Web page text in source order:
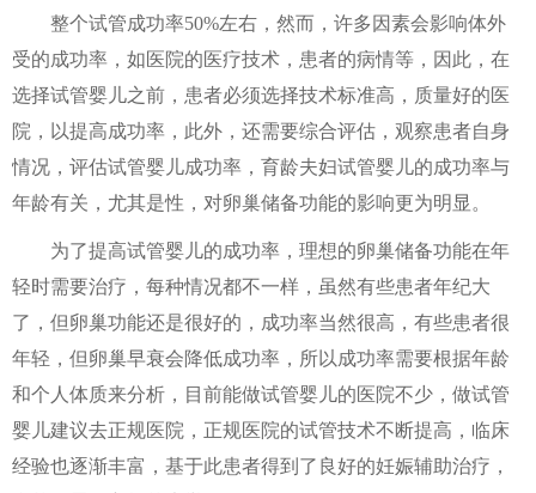
整个试管成功率50%左右，然而，许多因素会影响体外
受的成功率，如医院的医疗技术，患者的病情等，因此，在
选择试管婴儿之前，患者必须选择技术标准高，质量好的医
院，以提高成功率，此外，还需要综合评估，观察患者自身
情况，评估试管婴儿成功率，育龄夫妇试管婴儿的成功率与
年龄有关，尤其是性，对卵巢储备功能的影响更为明显。
为了提高试管婴儿的成功率，理想的卵巢储备功能在年
轻时需要治疗，每种情况都不一样，虽然有些患者年纪大
了，但卵巢功能还是很好的，成功率当然很高，有些患者很
年轻，但卵巢早衰会降低成功率，所以成功率需要根据年龄
和个人体质来分析，目前能做试管婴儿的医院不少，做试管
婴儿建议去正规医院，正规医院的试管技术不断提高，临床
经验也逐渐丰富，基于此患者得到了良好的妊娠辅助治疗，